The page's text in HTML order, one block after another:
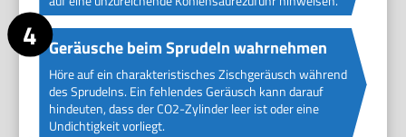
Geräusche beim Sprudeln wahrnehmen
Höre auf ein charakteristisches Zischgeräusch während
des Sprudelns. Ein fehlendes Geräusch kann darauf
hindeuten, dass der CO2-Zylinder leer ist oder eine
Undichtigkeit vorliegt.